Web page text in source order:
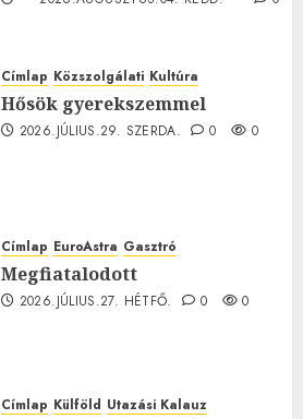
Címlap Közszolgálati Kultúra
Hősök gyerekszemmel
2026.JÚLIUS.29. SZERDA. 0 0
Címlap EuroAstra Gasztró
Megfiatalodott
2026.JÚLIUS.27. HÉTFŐ. 0 0
Címlap Külföld Utazási Kalauz